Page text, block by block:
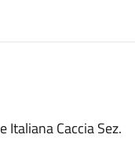
Caccia Sez.